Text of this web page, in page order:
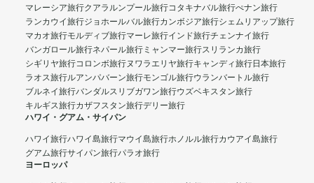
マレーシア旅行クアラルンプール旅行コタキナバル旅行ぺナン旅行
ランカウイ旅行ジョホールバル旅行カンボジア旅行シェムリアップ旅行
マカオ旅行モルディブ旅行マーレ旅行インド旅行チェンナイ旅行
バンガロール旅行ネパール旅行 ミャンマー旅行スリランカ旅行
シギリヤ旅行コロンボ旅行ヌワラエリヤ旅行キャンディ旅行日本旅行
ラオス旅行ルアンパバーン旅行モンゴル旅行ウランバートル旅行
ブルネイ旅行バンダルスリブガワン旅行ウズベキスタン旅行
キルギス旅行カザフスタン旅行デリー旅行
ハワイ・グアム・サイパン
ハワイ旅行ハワイ島旅行マウイ島旅行ホノルル旅行カウアイ島旅行
グアム旅行サイパン旅行パラオ旅行
ヨーロッパ